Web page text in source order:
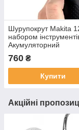
Шурупокрут Makita
набором
Акумуляторний
шурупокрут Макіта
набором біт у кейсі
760 ₴
Купити
Акційні